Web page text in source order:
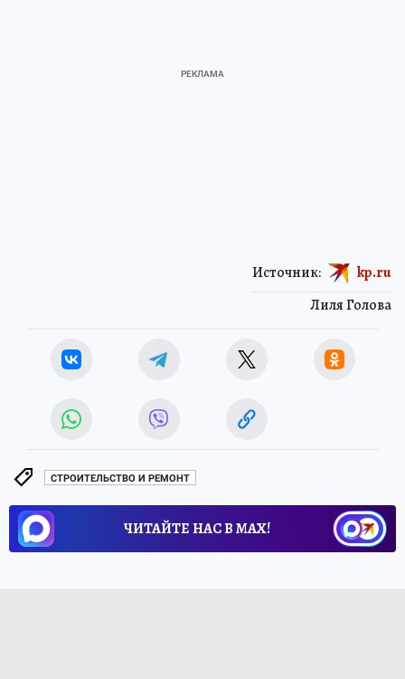
Лиля Голова
Источник: kp.ru
СТРОИТЕЛЬСТВО И РЕМОНТ
ЧИТАЙТЕ НАС В МАХ!